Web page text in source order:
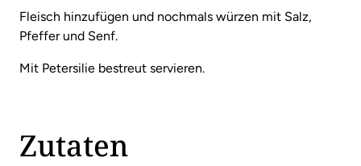
Fleisch hinzufügen und nochmals würzen mit Salz,
Pfeffer und Senf.
Mit Petersilie bestreut servieren.
Zutaten